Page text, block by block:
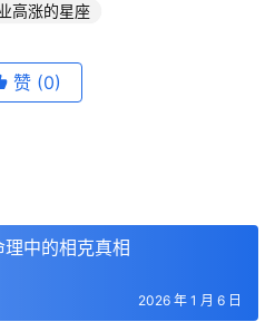
高涨的星座
赞 (0)
中的相克真相
2026 年 1 月 6 日